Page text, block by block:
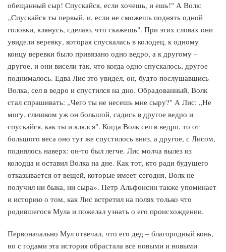
обещанный сыр! Спускайся, если хочешь, и ешь!" А Волк:
„Спускайся ты первый, и, если не сможешь поднять одной
головки, клянусь, сделаю, что скажешь". При этих словах они
увидели веревку, которая спускалась в колодец, к одному
концу веревки было привязано одно ведро, а к другому –
другое, и они висели так, что когда одно спускалось, другое
поднималось. Едва Лис это увидел, он, будто послушавшись
Волка, сел в ведро и спустился на дно. Обрадованный, Волк
стал спрашивать: „Чего ты не несешь мне сыру?" А Лис: „Не
могу, слишком уж он большой, садись в другое ведро и
спускайся, как ты и клялся". Когда Волк сел в ведро, то от
большого веса оно тут же спустилось вниз, а другое, с Лисом,
поднялось наверх: он-то был легче. Лис молча вылез из
колодца и оставил Волка на дне. Как тот, кто ради будущего
отказывается от вещей, которые имеет сегодня, Волк не
получил ни быка, ни сыра». Петр Альфонсин также упоминает
и историю о том, как Лис встретил на полях только что
родившегося Мула и пожелал узнать о его происхождении.
Первоначально Мул отвечал, что его дед – благородный конь,
но с годами эта история обрастала все новыми и новыми